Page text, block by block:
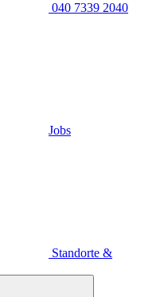
040 7339 2040
Jobs
Standorte &